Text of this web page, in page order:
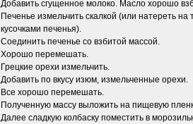
Добавить сгущенное молоко. Масло хорошо
Печенье измельчить скалкой (или натереть
кусочками печенья).
Соединить печенье со взбитой массой.
Хорошо перемешать.
Грецкие орехи измельчить.
Добавить по вкусу изюм, измельченные орехи.
Все хорошо перемешать.
Полученную массу выложить на пищевую
Далее сладкую колбаску поместить в